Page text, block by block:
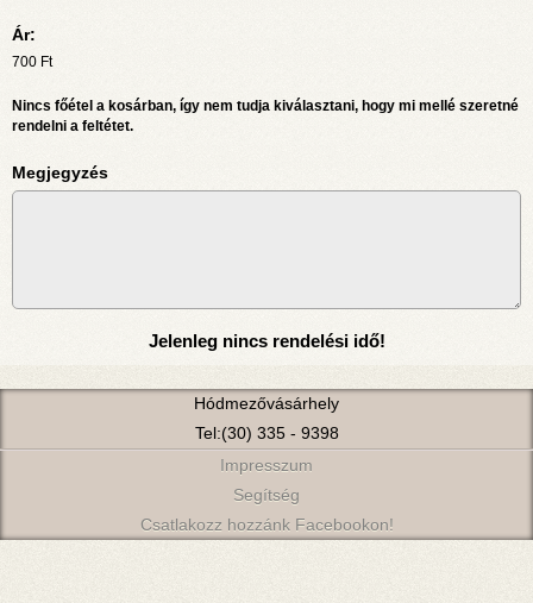
Ár:
700 Ft
Nincs főétel a kosárban, így nem tudja kiválasztani, hogy mi mellé szeretné
rendelni a feltétet.
Megjegyzés
Jelenleg nincs rendelési idő!
Hódmezővásárhely
Tel:(30) 335 - 9398
Impresszum
Segítség
Csatlakozz hozzánk Facebookon!